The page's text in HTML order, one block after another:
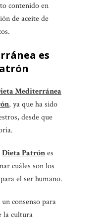
contenido en
de aceite de
es
Mediterránea
, ya que ha sido
desde que
Dieta Patrónes
cuáles son los
el ser humano.
consenso para
la cultura